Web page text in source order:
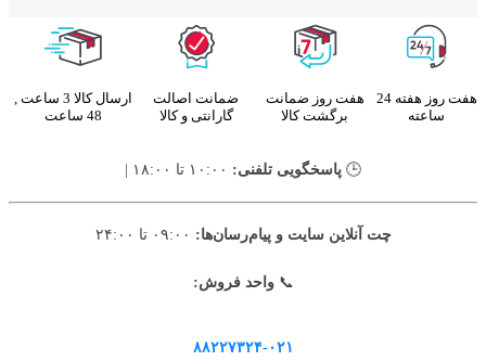
هفت روز هفته 24
ساعته
هفت روز ضمانت
برگشت کالا
ضمانت اصالت
گارانتی و کالا
ارسال کالا 3 ساعت ,
48 ساعت
🕒 پاسخگویی تلفنی:
چت آنلاین سایت و پیام‌رسان‌ها:
📞واحد فروش:
۸۸۲۲۷۳۲۴-۰۲۱